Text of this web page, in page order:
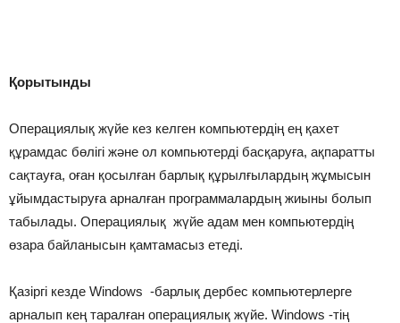
Қорытынды
Операциялық жүйе кез келген компьютердің ең қахет
құрамдас бөлігі және ол компьютерді басқаруға, ақпаратты
сақтауға, оған қосылған барлық құрылғылардың жұмысын
ұйымдастыруға арналған программалардың жиыны болып
табылады. Операциялық жүйе адам мен компьютердің
өзара байланысын қамтамасыз етеді.
Қазіргі кезде Windows -барлық дербес компьютерлерге
арналып кең таралған операциялық жүйе. Windows -тің